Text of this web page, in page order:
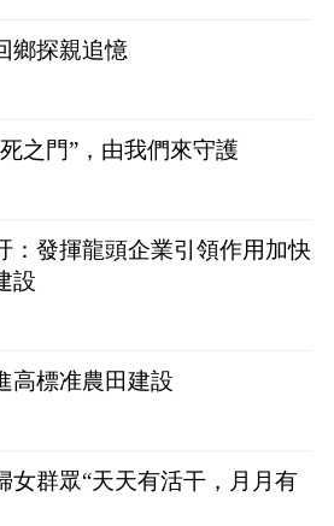
鄉探親追憶
之門”，由我們來守護
：發揮龍頭企業引領作用加快
設
高標准農田建設
女群眾“天天有活干，月月有